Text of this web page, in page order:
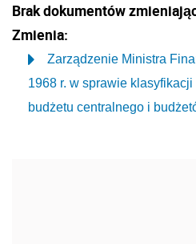
Brak dokumentów
Zmienia:
Zarządzenie Ministra
1968 r. w sprawie
budżetu centralnego i